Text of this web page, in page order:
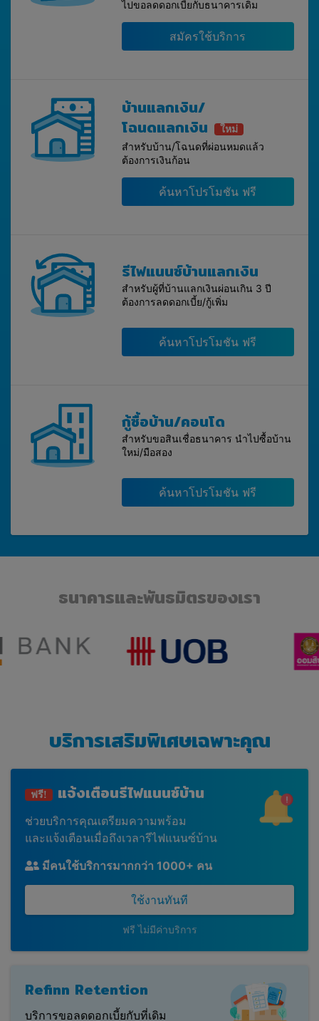
ไปขอลดดอกเบี้ยกับธนาคารเดิม
สมัครใช้บริการ
บ้านแลกเงิน/
โฉนดแลกเงิน
ใหม่
สำหรับบ้าน/โฉนดที่ผ่อนหมดแล้ว
ต้องการเงินก้อน
ค้นหาโปรโมชัน ฟรี
รีไฟแนนซ์บ้านแลกเงิน
สำหรับผู้ที่บ้านแลกเงินผ่อนเกิน 3 ปี
ต้องการลดดอกเบี้ย/กู้เพิ่ม
ค้นหาโปรโมชัน ฟรี
กู้ซื้อบ้าน/คอนโด
สำหรับขอสินเชื่อธนาคาร นำไปซื้อบ้าน
ใหม่/มือสอง
ค้นหาโปรโมชัน ฟรี
ธนาคารและพันธมิตรของเรา
บริการเสริมพิเศษเฉพาะคุณ
ฟรี! แจ้งเตือนรีไฟแนนซ์บ้าน
ช่วยบริการคุณเตรียมความพร้อม
และแจ้งเตือนเมื่อถึงเวลารีไฟแนนซ์บ้าน
มีคนใช้บริการมากกว่า 1000+ คน
ใช้งานทันที
ฟรี ไม่มีค่าบริการ
Refinn Retention
บริการขอลดดอกเบี้ยกับที่เดิม